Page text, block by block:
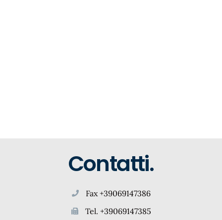
Contatti.
Fax +39069147386
Tel. +39069147385